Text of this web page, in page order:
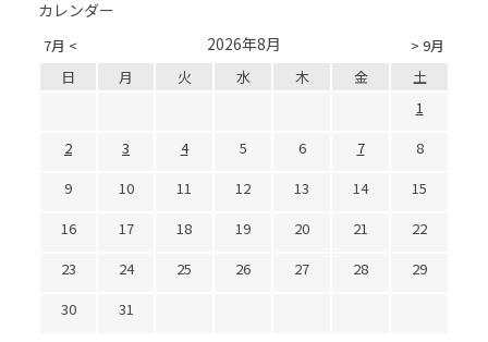
カレンダー
7月 < > 9月
2026年8月
日 月 火 水 木 金
土
1
2
3 4 5 6 7
8
9
10 11 12 13 14
15
16
17 18 19 20 21
22
23
24 25 26 27 28
29
30
31